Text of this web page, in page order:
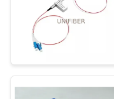
UNS
VERBINDUNG
LWL -